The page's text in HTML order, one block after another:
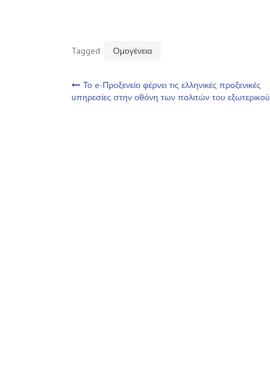
Tagged Ομογένεια
Πλοήγηση
Το e-Προξενείο φέρνει τις ελληνικές προξενικές
υπηρεσίες στην οθόνη των πολιτών του εξωτερικού